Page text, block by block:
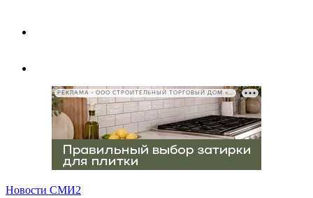
РЕКЛАМА • ООО СТРОИТЕЛЬНЫЙ ТОРГОВЫЙ ДОМ «ПЕТРОВИЧ», ИНН 7802348846
Новости СМИ2